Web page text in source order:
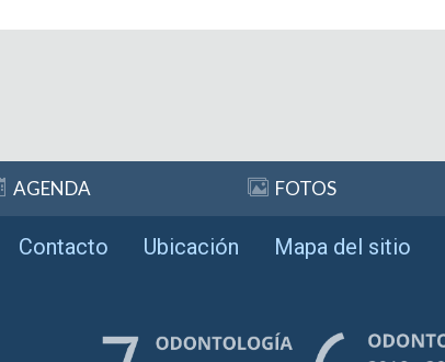
AGENDA FOTOS
Contacto Ubicación Mapa del sitio